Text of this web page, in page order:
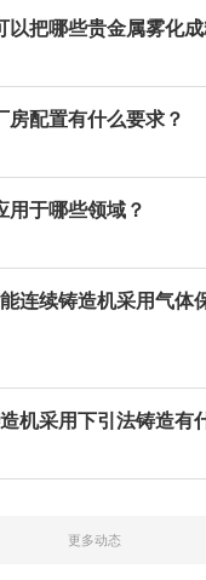
以把哪些贵金属雾化成
房配置有什么要求？
用于哪些领域？
连续铸造机采用气体
机采用下引法铸造有
更多动态